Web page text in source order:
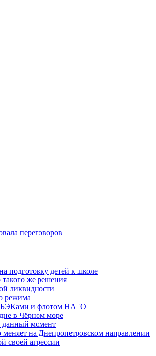
переговоров
подготовку детей к школе
же решения
ликвидности
режима
с БЭКами и флотом НАТО
в Чёрном море
данный момент
на Днепропетровском направлении
своей агрессии